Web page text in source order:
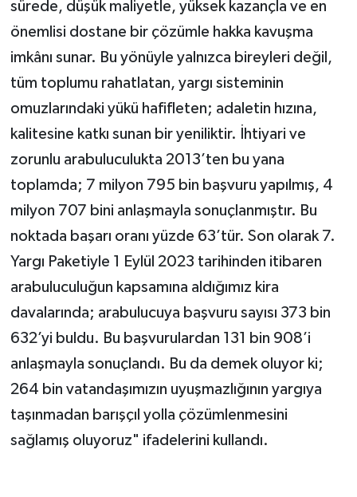
sürede, düşük maliyetle, yüksek kazançla ve en
önemlisi dostane bir çözümle hakka kavuşma
imkânı sunar. Bu yönüyle yalnızca bireyleri değil,
tüm toplumu rahatlatan, yargı sisteminin
omuzlarındaki yükü hafifleten; adaletin hızına,
kalitesine katkı sunan bir yeniliktir. İhtiyari ve
zorunlu arabuluculukta 2013’ten bu yana
toplamda; 7 milyon 795 bin başvuru yapılmış, 4
milyon 707 bini anlaşmayla sonuçlanmıştır. Bu
noktada başarı oranı yüzde 63’tür. Son olarak 7.
Yargı Paketiyle 1 Eylül 2023 tarihinden itibaren
arabuluculuğun kapsamına aldığımız kira
davalarında; arabulucuya başvuru sayısı 373 bin
632’yi buldu. Bu başvurulardan 131 bin 908’i
anlaşmayla sonuçlandı. Bu da demek oluyor ki;
264 bin vatandaşımızın uyuşmazlığının yargıya
taşınmadan barışçıl yolla çözümlenmesini
sağlamış oluyoruz" ifadelerini kullandı.